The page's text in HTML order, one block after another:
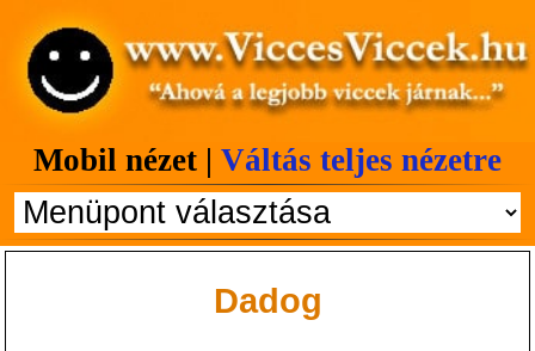
Mobil nézet | Váltás teljes nézetre
Dadog